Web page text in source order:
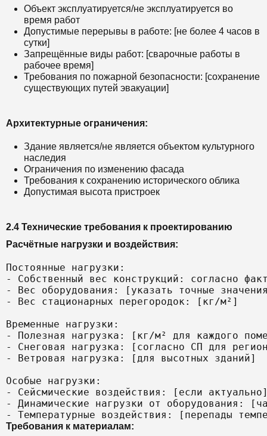
Объект эксплуатируется/не эксплуатируется во
время работ
Допустимые перерывы в работе: [не более 4 часов в
сутки]
Запрещённые виды работ: [сварочные работы в
рабочее время]
Требования по пожарной безопасности: [сохранение
существующих путей эвакуации]
Архитектурные ограничения:
Здание является/не является объектом культурного
наследия
Ограничения по изменению фасада
Требования к сохранению исторического облика
Допустимая высота пристроек
2.4 Технические требования к проектированию
Расчётные нагрузки и воздействия:
Постоянные нагрузки:
- Собственный вес конструкций: согласно
- Вес оборудования: [указать точные
- Вес стационарных перегородок: [кг/м²]
Временные нагрузки:
- Полезная нагрузка: [кг/м² для каждого
- Снеговая нагрузка: [согласно СП для
- Ветровая нагрузка: [для высотных зданий]
Особые нагрузки:
- Сейсмические воздействия: [если
- Динамические нагрузки от оборудования:
Требования к материалам: